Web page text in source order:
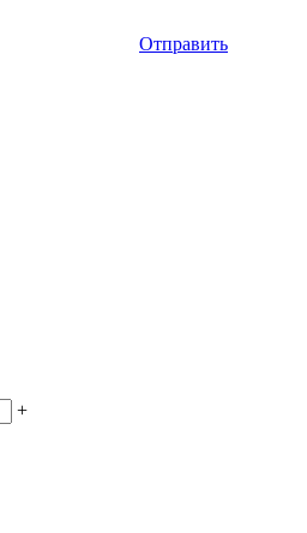
Отправить
+